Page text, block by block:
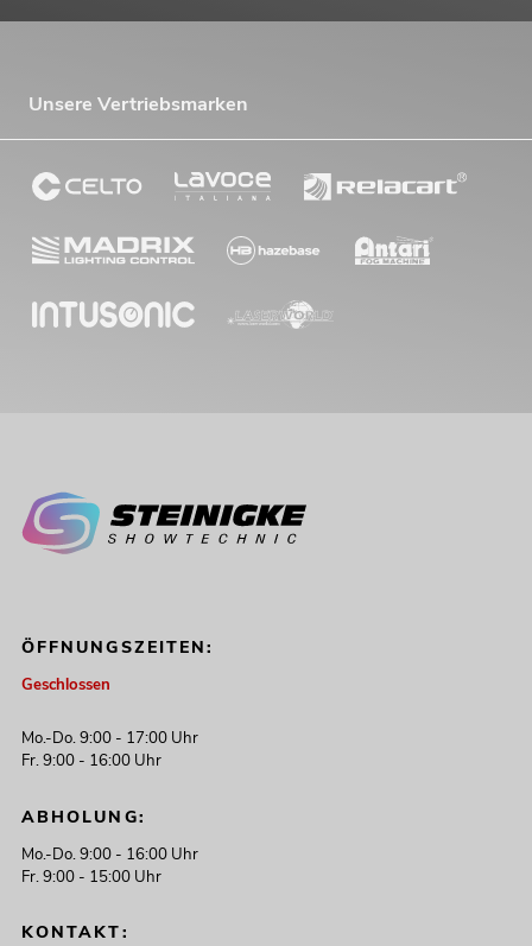
Unsere Vertriebsmarken
ÖFFNUNGSZEITEN:
Geschlossen
Mo.-Do. 9:00 - 17:00 Uhr
Fr. 9:00 - 16:00 Uhr
ABHOLUNG:
Mo.-Do. 9:00 - 16:00 Uhr
Fr. 9:00 - 15:00 Uhr
KONTAKT: